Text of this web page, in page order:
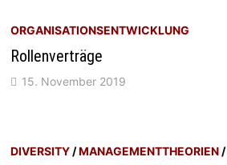
ORGANISATIONSENTWICKLUNG
Rollenverträge
15. November 2019
DIVERSITY /MANAGEMENTTHEORIEN /